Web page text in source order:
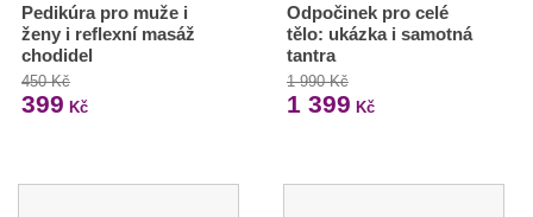
Pedikúra pro muže i
ženy i reflexní masáž
chodidel
450 Kč
399 Kč
Odpočinek pro celé
tělo: ukázka i samotná
tantra
1 990 Kč
1 399 Kč